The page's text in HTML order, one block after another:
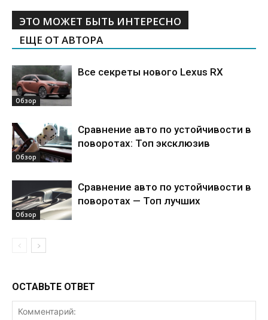
ЭТО МОЖЕТ БЫТЬ ИНТЕРЕСНО
ЕЩЕ ОТ АВТОРА
Обзор
Все секреты нового Lexus RX
Обзор
Сравнение авто по устойчивости в
поворотах: Топ эксклюзив
Обзор
Сравнение авто по устойчивости в
поворотах — Топ лучших
ОСТАВЬТЕ ОТВЕТ